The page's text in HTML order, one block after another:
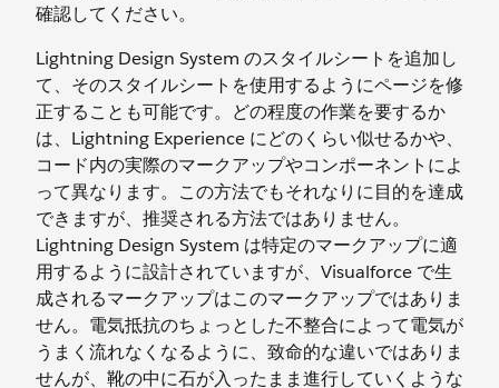
確認してください。
Lightning Design System のスタイルシートを追加し
て、そのスタイルシートを使用するようにページを修
正することも可能です。どの程度の作業を要するか
は、Lightning Experience にどのくらい似せるかや、
コード内の実際のマークアップやコンポーネントによ
って異なります。この方法でもそれなりに目的を達成
できますが、推奨される方法ではありません。
Lightning Design System は特定のマークアップに適
用するように設計されていますが、Visualforce で生
成されるマークアップはこのマークアップではありま
せん。電気抵抗のちょっとした不整合によって電気が
うまく流れなくなるように、致命的な違いではありま
せんが、靴の中に石が入ったまま進行していくような